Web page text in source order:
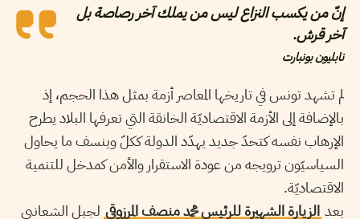
إنّ من يكسب النزاع ليس من يملك آخر رصاصة بل
آخر قرش.
نابليون بونبارت
لم تشهد تونس في تاريخها المعاصر أزمة بمثل هذا الحجم، إذ
بالإضافة إلى الأزمة الاقتصاديّة الخانقة التي تعرفها البلاد يطرح
الإرهاب نفسه كتحدّ جديد يهدّد الدولة ككلّ وينسف ما يحاول
السياسيّون ترويجه من عودة الاستقرار والأمن كمدخل للتنمية
الاقتصاديّة.
بعد الزيارة الشهيرة للرئيس محمد منصف المرزوقي لجبل الشعانبي